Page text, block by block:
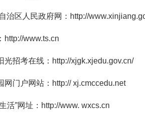
治区人民政府网：http://
http://www.ts.cn
光招考在线：http://xjgk.xjedu.gov.cn/
网门户网站：http:// xj.cmccedu.net
活”网址：http://www. wxcs.cn